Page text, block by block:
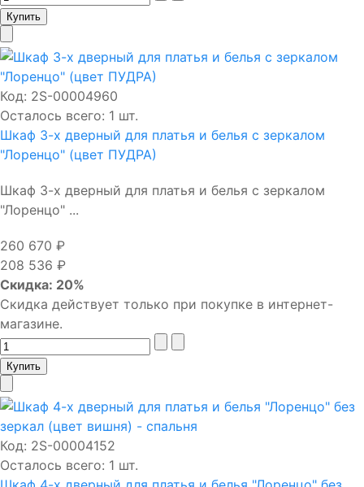
Код: 2S-00004960
Осталось всего: 1 шт.
Шкаф 3-х дверный для платья и белья с зеркалом
"Лоренцо" (цвет ПУДРА)
Шкаф 3-х дверный для платья и белья с зеркалом
"Лоренцо" ...
260 670 ₽
208 536 ₽
Скидка: 20%
Скидка действует только при покупке в интернет-
магазине.
Код: 2S-00004152
Осталось всего: 1 шт.